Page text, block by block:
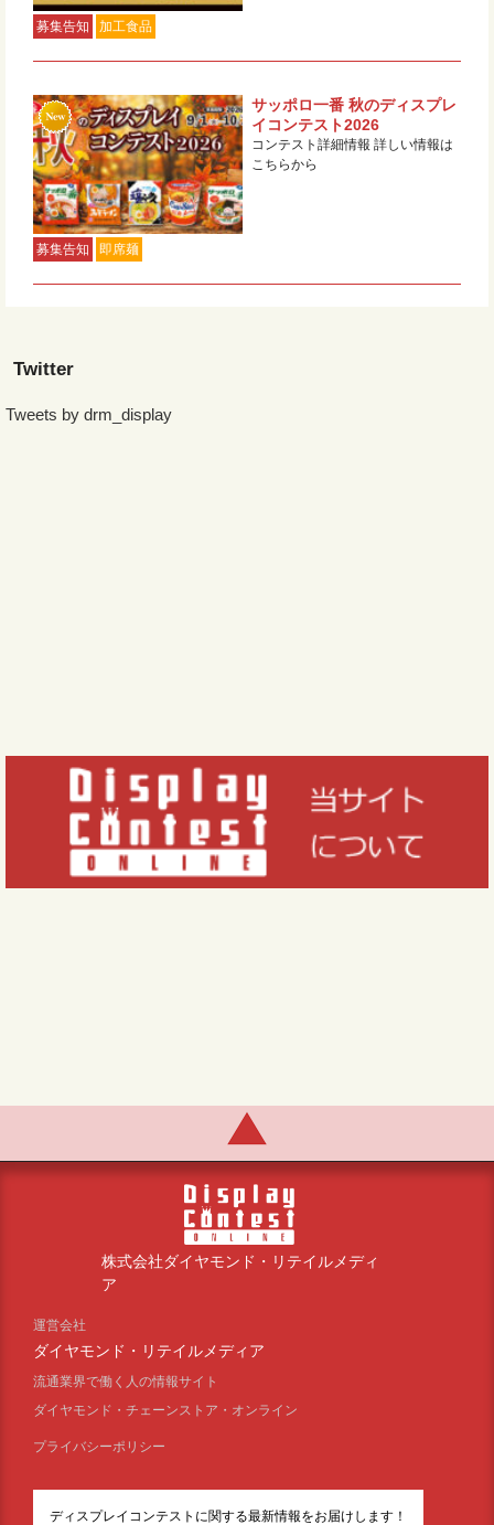
募集告知 加工食品
募集告知 即席麺
サッポロ一番 秋のディスプレ
イコンテスト2026
コンテスト詳細情報 詳しい情報は
こちらから
Twitter
Tweets by drm_display
株式会社ダイヤモンド・リテイルメディ
ア
運営会社
ダイヤモンド・リテイルメディア
流通業界で働く人の情報サイト
ダイヤモンド・チェーンストア・オンライン
プライバシーポリシー
ディスプレイコンテストに関する最新情報をお届けします！